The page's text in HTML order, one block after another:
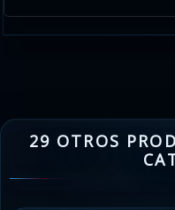
29 OTROS